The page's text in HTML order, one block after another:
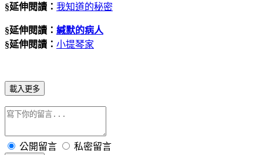
§延伸閱讀： 我知道的秘密
§延伸閱讀： 緘默的病人
§延伸閱讀： 小提琴家
載入更多
公開留言 私密留言